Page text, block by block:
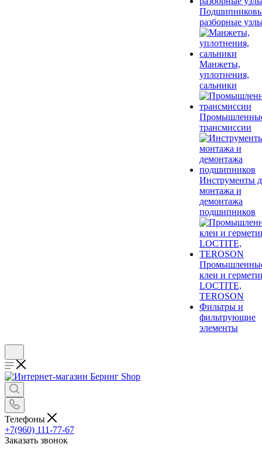
разборные
Манжеты,
уплотнения,
сальники
трансмиссии
Инструменты
монтажа и
демонтажа
подшипников
клеи и
LOCTITE,
TEROSON
Фильтры и
фильтрующие
элементы
Телефоны
+7(960) 111-77-67
Заказать звонок